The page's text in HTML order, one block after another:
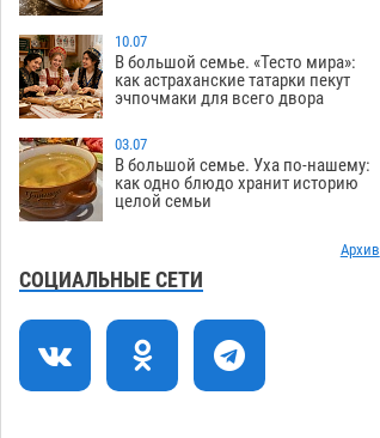
13:13
Скончался второй ребенок после
пожара в Астрахани
12:49
Астраханские гандболисты с крупной
победы стартовали на Всероссийской
12:16
В астраханском селе невестка
изрешетила машину свекрови
11:45
Астраханские приставы выдворили 12
Шереметьево
11:08
Как астраханцы назвали своих детей в
июле
10.07
В большой семье. «Тесто мира»:
как астраханские татарки пекут
эчпочмаки для всего двора
03.07
В большой семье. Уха по-нашему:
как одно блюдо хранит историю
целой семьи
Архив
СОЦИАЛЬНЫЕ СЕТИ